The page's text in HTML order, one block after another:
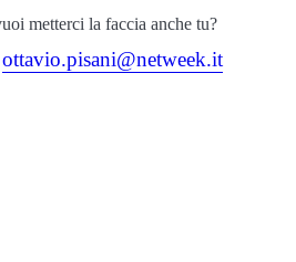
metterci la faccia anche tu?
ottavio.pisani@netweek.it